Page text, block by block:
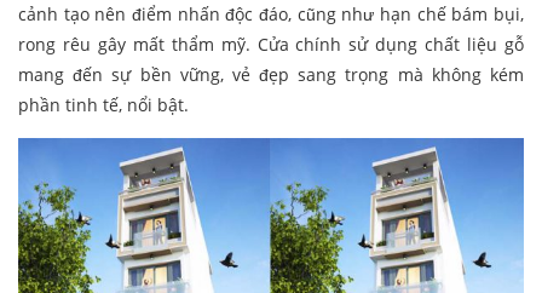
cảnh tạo nên điểm nhấn độc đáo, cũng như hạn chế bám bụi,
rong rêu gây mất thẩm mỹ. Cửa chính sử dụng chất liệu gỗ
mang đến sự bền vững, vẻ đẹp sang trọng mà không kém
phần tinh tế, nổi bật.